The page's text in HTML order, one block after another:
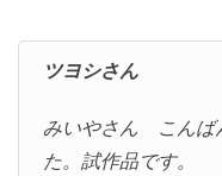
ツヨシさん
みいやさん こんば
た。試作品です。